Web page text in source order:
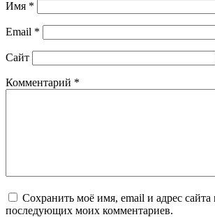
Имя *
Email *
Сайт
Комментарий *
Сохранить моё имя, email и адрес сайта
последующих моих комментариев.